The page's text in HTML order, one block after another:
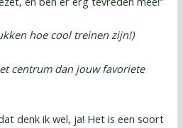
hoe cool treinen zijn!)
centrum dan jouw favoriete
denk ik wel, ja! Het is een soort